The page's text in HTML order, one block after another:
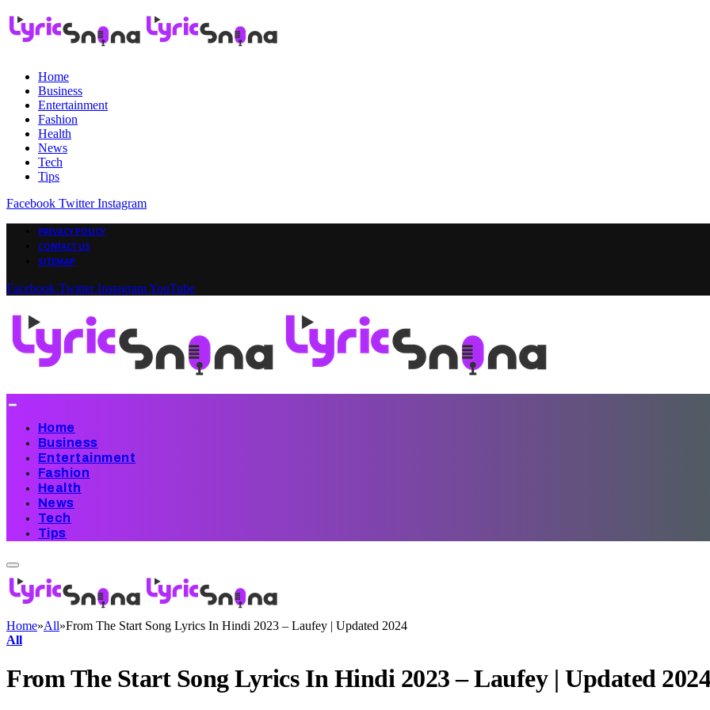
Home
Business
Entertainment
Fashion
Health
News
Tech
Tips
Facebook Twitter Instagram
PRIVACY POLICY
CONTACT US
SITEMAP
Facebook Twitter InstagramYouTube
Home
Business
Entertainment
Fashion
Health
News
Tech
Tips
Home»All»From The Start Song Lyrics In Hindi 2023 – Laufey | Updated 2024
All
From The Start Song Lyrics In Hindi 2023 – Laufey | Updated